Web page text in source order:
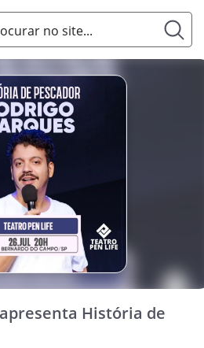
História de